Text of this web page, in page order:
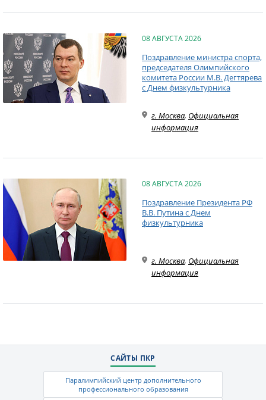
08 АВГУСТА 2026
Поздравление министра спорта,
председателя Олимпийского
комитета России М.В. Дегтярева
с Днем физкультурника
г. Москва, Официальная
информация
08 АВГУСТА 2026
Поздравление Президента РФ
В.В. Путина с Днем
физкультурника
г. Москва, Официальная
информация
САЙТЫ ПКР
Паралимпийский центр дополнительного
профессионального образования